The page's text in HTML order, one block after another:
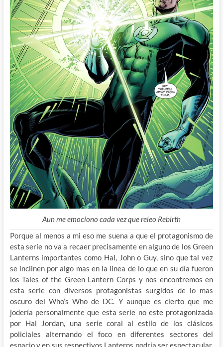
Aun me emociono cada vez que releo Rebirth
Porque al menos a mi eso me suena a que el protagonismo de
esta serie no va a recaer precisamente en alguno de los Green
Lanterns importantes como Hal, John o Guy, sino que tal vez
se inclinen por algo mas en la linea de lo que en su día fueron
los Tales of the Green Lantern Corps y nos encontremos en
esta serie con diversos protagonistas surgidos de lo mas
oscuro del Who’s Who de DC. Y aunque es cierto que me
jodería personalmente que esta serie no este protagonizada
por Hal Jordan, una serie coral al estilo de los clásicos
policiales alternando el foco en diferentes sectores del
espacio y en sus respectivos Lanterns podría ser espectacular,